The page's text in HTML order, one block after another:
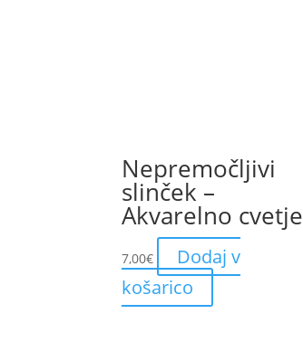
Nepremočljivi
slinček –
Akvarelno cvetje
7,00€
Dodaj v
košarico